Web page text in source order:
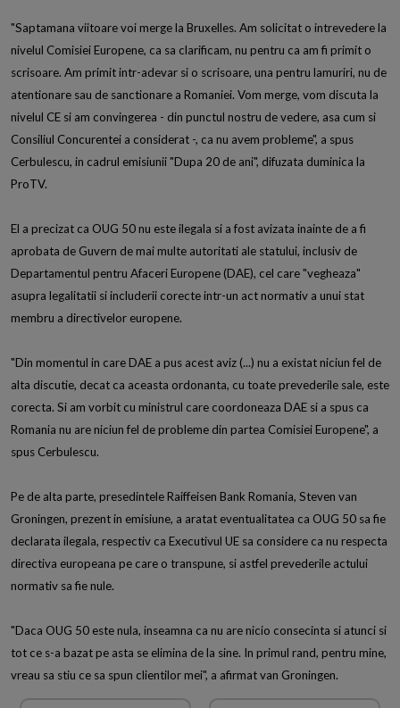
"Saptamana viitoare voi merge la Bruxelles. Am solicitat o intrevedere la
nivelul Comisiei Europene, ca sa clarificam, nu pentru ca am fi primit o
scrisoare. Am primit intr-adevar si o scrisoare, una pentru lamuriri, nu de
atentionare sau de sanctionare a Romaniei. Vom merge, vom discuta la
nivelul CE si am convingerea - din punctul nostru de vedere, asa cum si
Consiliul Concurentei a considerat -, ca nu avem probleme", a spus
Cerbulescu, in cadrul emisiunii "Dupa 20 de ani", difuzata duminica la
ProTV.
El a precizat ca OUG 50 nu este ilegala si a fost avizata inainte de a fi
aprobata de Guvern de mai multe autoritati ale statului, inclusiv de
Departamentul pentru Afaceri Europene (DAE), cel care "vegheaza"
asupra legalitatii si includerii corecte intr-un act normativ a unui stat
membru a directivelor europene.
"Din momentul in care DAE a pus acest aviz (...) nu a existat niciun fel de
alta discutie, decat ca aceasta ordonanta, cu toate prevederile sale, este
corecta. Si am vorbit cu ministrul care coordoneaza DAE si a spus ca
Romania nu are niciun fel de probleme din partea Comisiei Europene", a
spus Cerbulescu.
Pe de alta parte, presedintele Raiffeisen Bank Romania, Steven van
Groningen, prezent in emisiune, a aratat eventualitatea ca OUG 50 sa fie
declarata ilegala, respectiv ca Executivul UE sa considere ca nu respecta
directiva europeana pe care o transpune, si astfel prevederile actului
normativ sa fie nule.
"Daca OUG 50 este nula, inseamna ca nu are nicio consecinta si atunci si
tot ce s-a bazat pe asta se elimina de la sine. In primul rand, pentru mine,
vreau sa stiu ce sa spun clientilor mei", a afirmat van Groningen.